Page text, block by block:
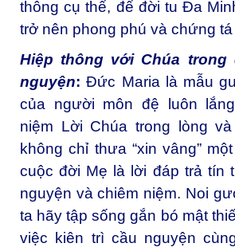
thông cụ thể, để đời tu Đa
trở nên phong phú và chứng
Hiệp thông với Chúa trong
nguyện:Đức Maria là mẫu
của người môn đệ luôn
niệm Lời Chúa trong lòng
không chỉ thưa “xin vâng”
cuộc đời Mẹ là lời đáp trả tín
nguyện và chiêm niệm. Noi
ta hãy tập sống gắn bó mật
việc kiên trì cầu nguyện